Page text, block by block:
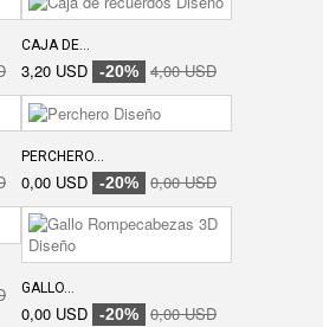
CAJA DE...
3,20 USD -20% 4,00 USD
PERCHERO...
0,00 USD -20% 0,00 USD
GALLO...
0,00 USD -20% 0,00 USD